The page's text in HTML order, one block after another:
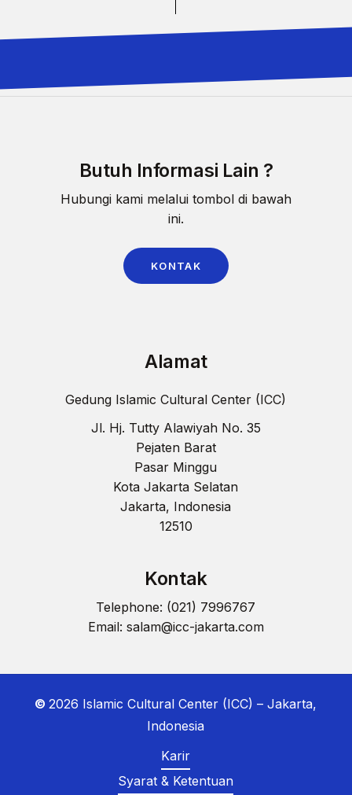
Butuh Informasi Lain ?
Hubungi kami melalui tombol di bawah
ini.
KONTAK
Alamat
Gedung Islamic Cultural Center (ICC)
Jl. Hj. Tutty Alawiyah No. 35
Pejaten Barat
Pasar Minggu
Kota Jakarta Selatan
Jakarta, Indonesia
12510
Kontak
Telephone: (021) 7996767
Email: salam@icc-jakarta.com
©2026 Islamic Cultural Center (ICC) – Jakarta,
Indonesia
Karir
Syarat & Ketentuan